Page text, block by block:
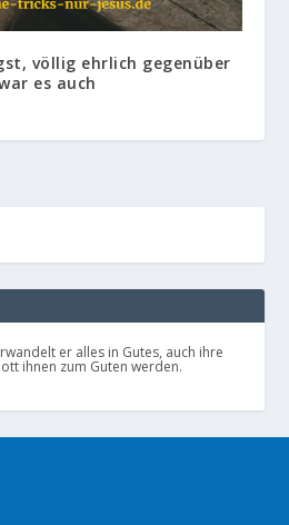
völlig ehrlich gegenüber
es auch
er alles in Gutes, auch ihre
ihnen zum Guten werden.